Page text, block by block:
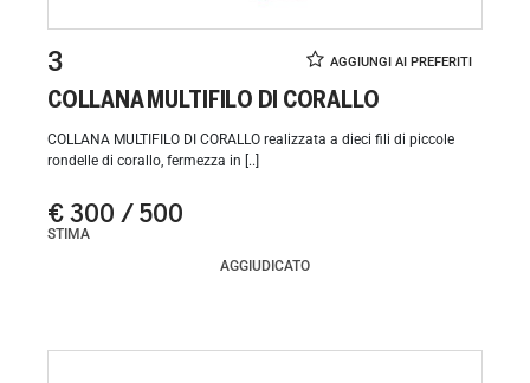
3
COLLANA MULTIFILO DI CORALLO
COLLANA MULTIFILO DI CORALLO realizzata a dieci fili di piccole
rondelle di corallo, fermezza in [..]
€ 300 / 500
STIMA
AGGIUDICATO